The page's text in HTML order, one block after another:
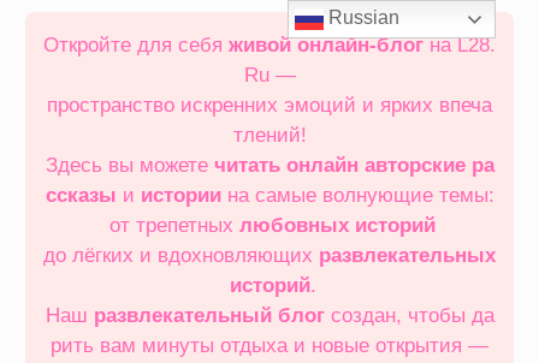
Откройте для себя живой онлайн‑блогна L28.
Ru —
пространство искренних эмоций и ярких впеча
тлений!
Здесь вы можете читать онлайн авторские ра
ссказы и историина самые волнующие темы:
от трепетных любовных историй
до лёгких и вдохновляющих развлекательных
историй.
Наш развлекательный блогсоздан, чтобы да
рить вам минуты отдыха и новые открытия —
Russian